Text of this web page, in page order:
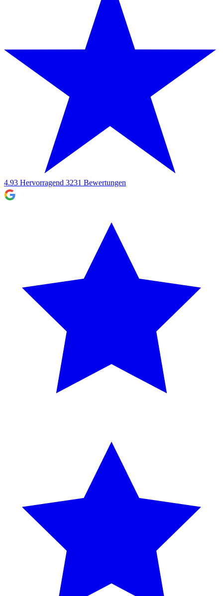
4.93 Hervorragend 3231 Bewertungen